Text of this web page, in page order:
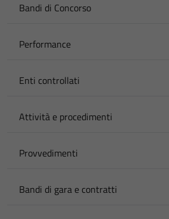
Bandi di Concorso
Performance
Enti controllati
Attività e procedimenti
Provvedimenti
Bandi di gara e contratti